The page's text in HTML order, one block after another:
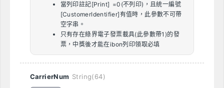
當列印註記[Print] =0(不列印)，且統一編號
[CustomerIdentifier]有值時，此參數不可帶
空字串。
只有存在綠界電子發票載具(此參數帶1)的發
票，中獎後才能在ibon列印領取必填
CarrierNum String(64)